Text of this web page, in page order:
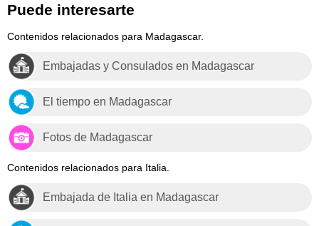
Puede interesarte
Contenidos relacionados para Madagascar.
Embajadas y Consulados en Madagascar
El tiempo en Madagascar
Fotos de Madagascar
Contenidos relacionados para Italia.
Embajada de Italia en Madagascar